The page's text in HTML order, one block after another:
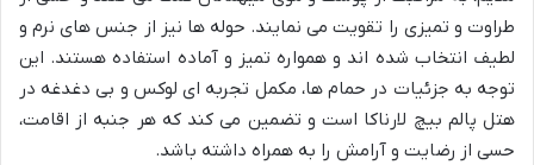
طراوت و تمیزی را تقویت می نمایند. حوله ها نیز از جنس های نرم و
لطیف انتخاب شده اند و همواره تمیز و آماده استفاده هستند. این
توجه به جزئیات در حمام ها، مکمل تجربه ای لوکس و بی دغدغه در
هتل پالم بیچ لارناکا است و تضمین می کند که هر جنبه از اقامت،
حسی از رضایت و آرامش را به همراه داشته باشد.